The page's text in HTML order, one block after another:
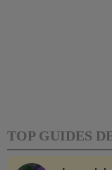
TOP GUIDES